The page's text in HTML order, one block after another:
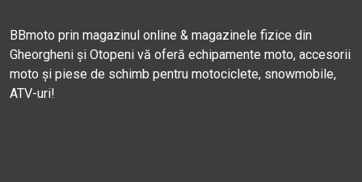
BBmoto prin magazinul online & magazinele fizice din
Gheorgheni și Otopeni vă oferă echipamente moto, accesorii
moto și piese de schimb pentru motociclete, snowmobile,
ATV-uri!